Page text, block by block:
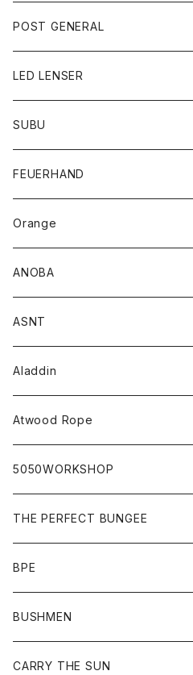
POST GENERAL
LED LENSER
SUBU
FEUERHAND
Orange
ANOBA
ASNT
Aladdin
Atwood Rope
5050WORKSHOP
THE PERFECT BUNGEE
BPE
BUSHMEN
CARRY THE SUN